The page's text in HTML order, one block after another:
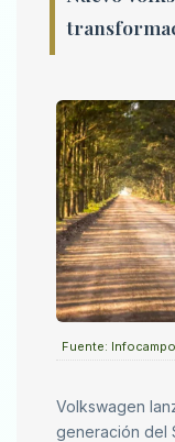
Fuente: Infocampo
Volkswagen
generación del